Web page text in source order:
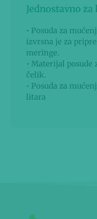
Jednostavno
• Posuda za
izvrsna je za
meringe.
• Materijal posude
čelik.
• Posuda za
litara